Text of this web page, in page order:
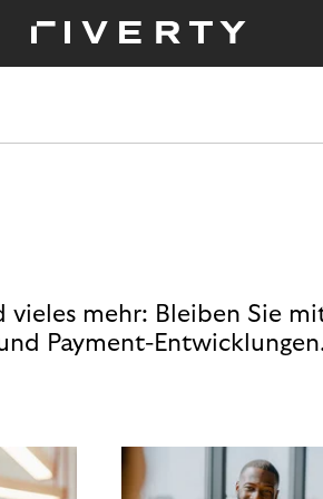
mehr: Bleiben Sie
Payment-